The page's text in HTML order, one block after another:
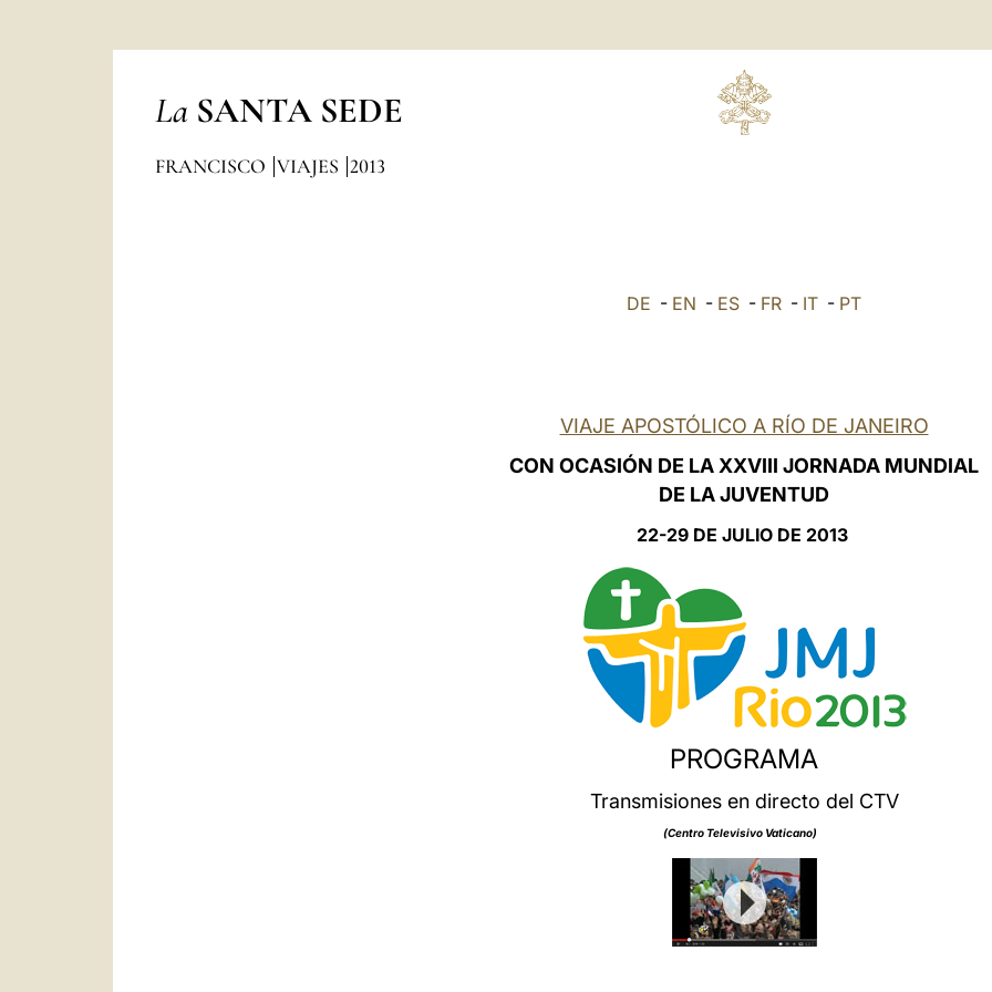
La SANTA SEDE
FRANCISCO VIAJES 2013
DE - EN - ES - FR - IT - PT
VIAJE APOSTÓLICO A RÍO DE JANEIRO
CON OCASIÓN DE LA XXVIII JORNADA MUNDIAL
DE LA JUVENTUD
22-29 DE JULIO DE 2013
PROGRAMA
Transmisiones en directo del CTV
(Centro Televisivo Vaticano)